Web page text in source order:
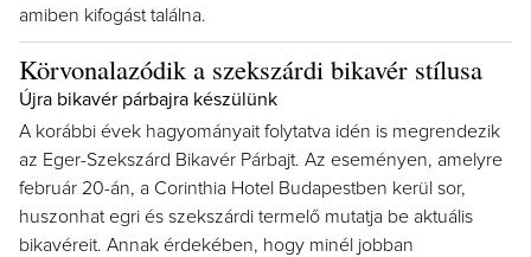
amiben kifogást találna.
Körvonalazódik a szekszárdi bikavér stílusa
Újra bikavér párbajra készülünk
A korábbi évek hagyományait folytatva idén is megrendezik
az Eger-Szekszárd Bikavér Párbajt. Az eseményen, amelyre
február 20-án, a Corinthia Hotel Budapestben kerül sor,
huszonhat egri és szekszárdi termelő mutatja be aktuális
bikavéreit. Annak érdekében, hogy minél jobban